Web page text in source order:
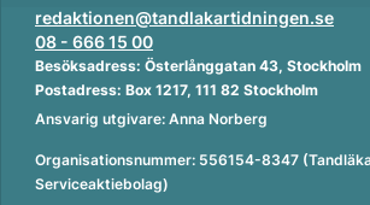
redaktionen@tandlakartidningen.se
08 - 666 15 00
Besöksadress: Österlånggatan 43, Stockholm
Postadress: Box 1217, 111 82 Stockholm
Ansvarig utgivare: Anna Norberg
Organisationsnummer: 556154-8347
Serviceaktiebolag)